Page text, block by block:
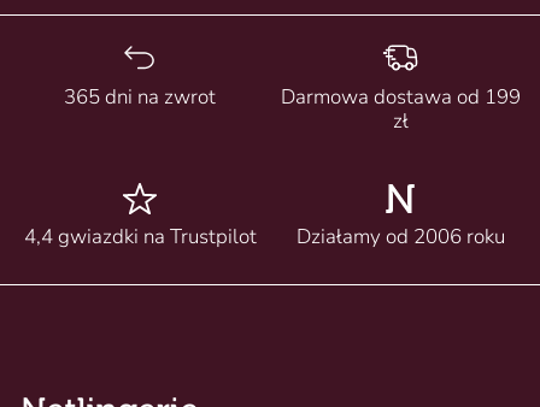
365 dni na zwrot
Darmowa dostawa od 199
zł
4,4 gwiazdki na Trustpilot Działamy od 2006 roku